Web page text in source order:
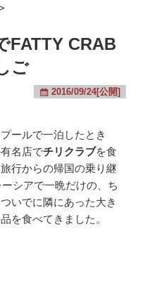
FATTY CRAB
ご
2016/09/24[公開]
ールで一泊したとき
名店でチリクラブを食
行からの帰国の乗り継
シアで一晩だけの、ち
いでに隣にあった大き
を食べてきました。